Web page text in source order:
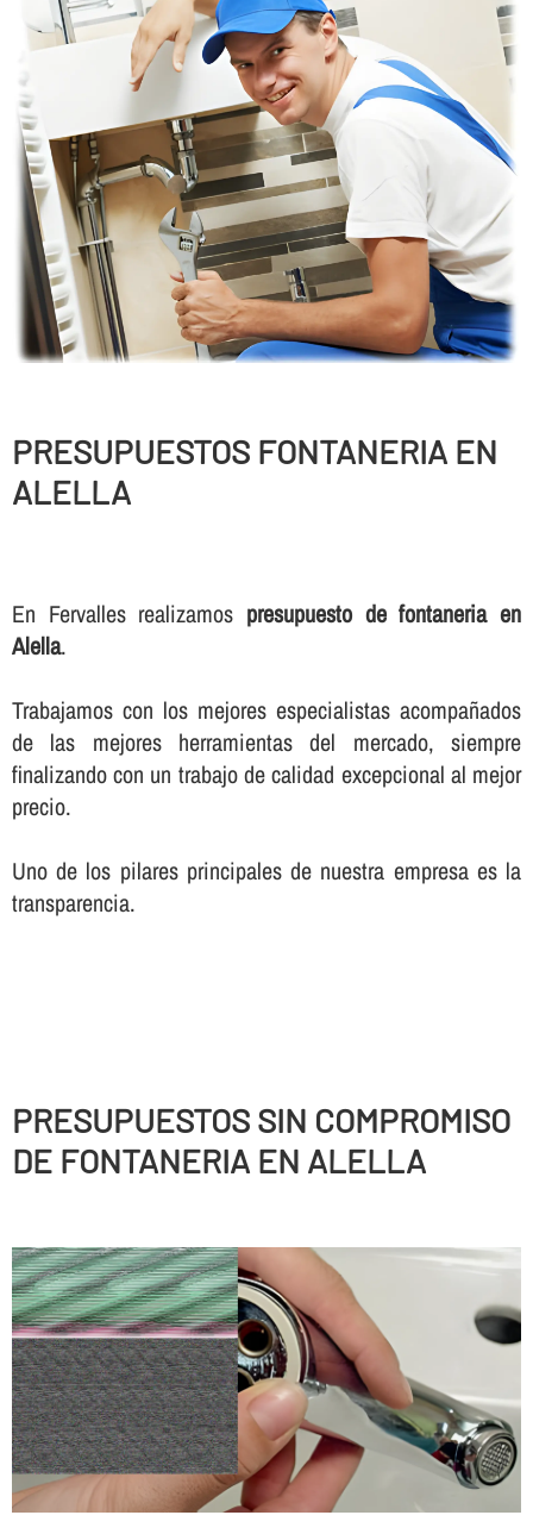
PRESUPUESTOS FONTANERIA EN
ALELLA
En Fervalles realizamos presupuesto de fontaneria en
Alella.
Trabajamos con los mejores especialistas acompañados
de las mejores herramientas del mercado, siempre
finalizando con un trabajo de calidad excepcional al mejor
precio.
Uno de los pilares principales de nuestra empresa es la
transparencia.
PRESUPUESTOS SIN COMPROMISO
DE FONTANERIA EN ALELLA